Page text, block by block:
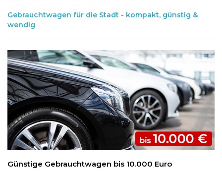
Gebrauchtwagen für die Stadt - kompakt, günstig &
wendig
Günstige Gebrauchtwagen bis 10.000 Euro